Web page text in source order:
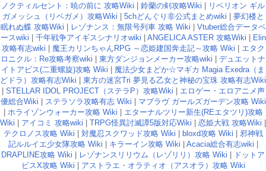
ノクティルセント：暁の前に 攻略Wiki | 鈴蘭の剣攻略Wiki | リベリオン ギル
ガメッシュ（リベガメ）攻略Wiki | 5chどんぐり非公式まとめwiki | 夢幻楼と
眠れぬ蝶 攻略Wiki | レゾナンス：無限号列車 攻略 Wiki | Vtuber総合データベ
ースwiki | 千年戦争アイギスシナリオwiki | ANGELICA ASTER 攻略Wiki | Elin
攻略有志wiki | 魔王カリンちゃんRPG ～恋姫建国奔走記～攻略 Wiki | エタク
ロニクル：Re攻略考察wiki | 東方ダンジョンメーカー攻略wiki | デュエットナ
イトアビス(二重螺旋)攻略 Wiki | 魔法少女まどか☆マギカ Magia Exedra（ま
どドラ）攻略有志Wiki | 東方の迷宮Tri 夢見る乙女と神秘の宝珠 攻略有志Wiki
| STELLAR IDOL PROJECT（ステラP）攻略Wiki | エロゲー・エロアニメ声
優総合Wiki | ステラソラ攻略有志 Wiki | マブラヴ ガールズガーデン攻略 Wiki
| ホライゾンウォーカー攻略 Wiki | エターナルツリー新生(REエタツリ)攻略
Wiki | アイコミ 攻略wiki | TRPG怪異討滅譚5版対応Wiki | 恋姫大戦 攻略Wiki |
テクロノス攻略 Wiki | 対魔忍スクワッド攻略 Wiki | bloxd攻略 Wiki | 邪神戦
記ルルイエ少女隊攻略 Wiki | キラーイン攻略 Wiki | Acacia総合有志wiki |
DRAPLINE攻略 Wiki | レゾナンスリリウム（レゾリリ）攻略 Wiki | ドットア
ビスX攻略 Wiki | アストラエ・オラティオ（アスオラ）攻略 Wiki